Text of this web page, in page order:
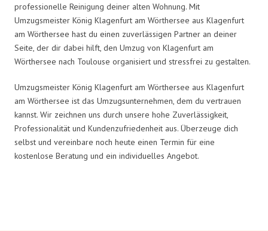
professionelle Reinigung deiner alten Wohnung. Mit
Umzugsmeister König Klagenfurt am Wörthersee aus Klagenfurt
am Wörthersee hast du einen zuverlässigen Partner an deiner
Seite, der dir dabei hilft, den Umzug von Klagenfurt am
Wörthersee nach Toulouse organisiert und stressfrei zu gestalten.
Umzugsmeister König Klagenfurt am Wörthersee aus Klagenfurt
am Wörthersee ist das Umzugsunternehmen, dem du vertrauen
kannst. Wir zeichnen uns durch unsere hohe Zuverlässigkeit,
Professionalität und Kundenzufriedenheit aus. Überzeuge dich
selbst und vereinbare noch heute einen Termin für eine
kostenlose Beratung und ein individuelles Angebot.